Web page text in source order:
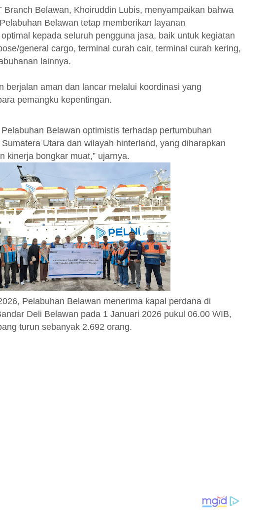
Branch Belawan, Khoiruddin Lubis, menyampaikan bahwa
Belawan tetap memberikan layanan
kepada seluruh pengguna jasa, baik untuk kegiatan
general cargo, terminal curah cair, terminal curah kering,
lainnya.
berjalan aman dan lancar melalui koordinasi yang
pemangku kepentingan.
Belawan optimistis terhadap pertumbuhan
Utara dan wilayah hinterland, yang diharapkan
kinerja bongkar muat,” ujarnya.
Pelabuhan Belawan menerima kapal perdana di
Deli Belawan pada 1 Januari 2026 pukul 06.00 WIB,
turun sebanyak 2.692 orang.